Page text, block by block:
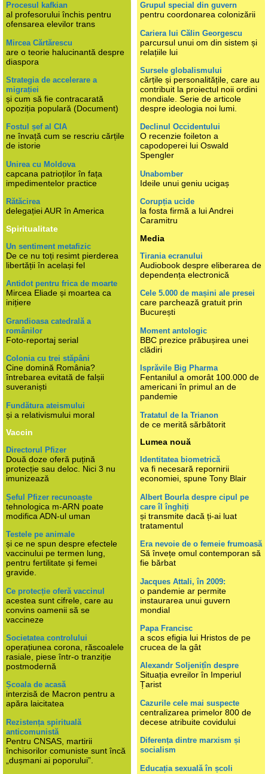
Procesul kafkian
al profesorului închis pentru
ofensarea elevilor trans
Mircea Cărtărescu
are o teorie halucinantă despre
diaspora
Strategia de accelerare a
migrației
și cum să fie contracarată
opoziția populară (Document)
Fostul șef al CIA
ne învață cum se rescriu cărțile
de istorie
Unirea cu Moldova
capcana patrioților în fața
impedimentelor practice
Rătăcirea
delegației AUR în America
Spiritualitate
Un sentiment metafizic
De ce nu toți resimt pierderea
libertății în același fel
Antidot pentru frica de moarte
Mircea Eliade și moartea ca
inițiere
Grandioasa catedrală a
românilor
Foto-reportaj serial
Colonia cu trei stăpâni
Cine domină România?
întrebarea evitată de falșii
suveraniști
Fundătura ateismului
și a relativismului moral
Vaccin
Directorul Pfizer
Două doze oferă puțină
protecție sau deloc. Nici 3 nu
imunizează
Șeful Pfizer recunoaște
tehnologica m-ARN poate
modifica ADN-ul uman
Testele pe animale
și ce ne spun despre efectele
vaccinului pe termen lung,
pentru fertilitate și femei
gravide.
Ce protecție oferă vaccinul
acestea sunt cifrele, care au
convins oamenii să se
vaccineze
Societatea controlului
operațiunea corona, răscoalele
rasiale, piese într-o tranziție
postmodernă
Școala de acasă
interzisă de Macron pentru a
apăra laicitatea
Rezistența spirituală
anticomunistă
Pentru CNSAS, martirii
închisorilor comuniste sunt încă
„dușmani ai poporului”.
Grupul special din guvern
pentru coordonarea colonizării
Cariera lui Călin Georgescu
parcursul unui om din sistem și
relațiile lui
Sursele globalismului
cărțile și personalitățile, care au
contribuit la proiectul noii ordini
mondiale. Serie de articole
despre ideologia noi lumi.
Declinul Occidentului
O recenzie foileton a
capodoperei lui Oswald
Spengler
Unabomber
Ideile unui geniu ucigaș
Corupția ucide
la fosta firmă a lui Andrei
Caramitru
Media
Tirania ecranului
Audiobook despre eliberarea de
dependența electronică
Cele 5.000 de mașini ale presei
care parchează gratuit prin
București
Moment antologic
BBC prezice prăbușirea unei
clădiri
Isprăvile Big Pharma
Fentanilul a omorât 100.000 de
americani în primul an de
pandemie
Tratatul de la Trianon
de ce merită sărbătorit
Lumea nouă
Identitatea biometrică
va fi necesară repornirii
economiei, spune Tony Blair
Albert Bourla despre cipul pe
care îl înghiți
și transmite dacă ți-ai luat
tratamentul
Era nevoie de o femeie frumoasă
Să învețe omul contemporan să
fie bărbat
Jacques Attali, în 2009:
o pandemie ar permite
instaurarea unui guvern
mondial
Papa Francisc
a scos efigia lui Hristos de pe
crucea de la gât
Alexandr Soljenițîn despre
Situația evreilor în Imperiul
Țarist
Cazurile cele mai suspecte
centralizarea primelor 800 de
decese atribuite covidului
Diferența dintre marxism și
socialism
Educația sexuală în școli